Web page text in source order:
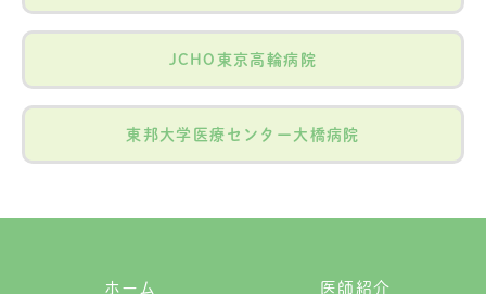
JCHO東京高輪病院
東邦大学医療センター大橋病院
ホーム 医師紹介